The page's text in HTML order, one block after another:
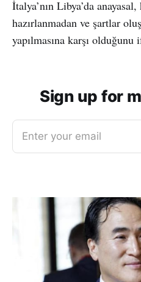
İtalya’nın Libya’da
hazırlanmadan ve şartlar
yapılmasına karşı olduğunu
Sign up for
Enter your email